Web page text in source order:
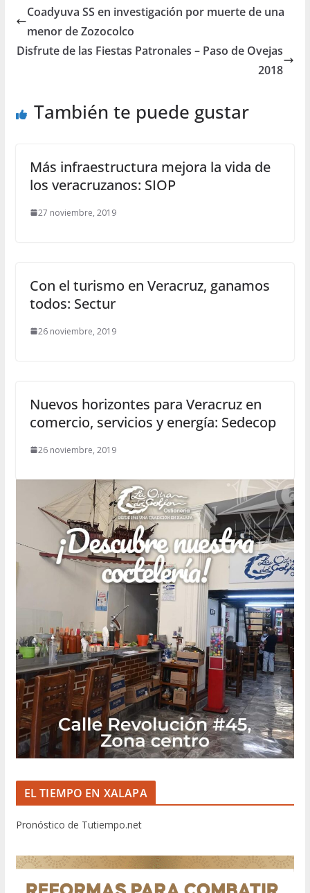
Coadyuva SS en investigación por muerte de una
menor de Zozocolco
Disfrute de las Fiestas Patronales – Paso de Ovejas
2018
También te puede gustar
Más infraestructura mejora la vida de
los veracruzanos: SIOP
27 noviembre, 2019
Con el turismo en Veracruz, ganamos
todos: Sectur
26 noviembre, 2019
Nuevos horizontes para Veracruz en
comercio, servicios y energía: Sedecop
26 noviembre, 2019
EL TIEMPO EN XALAPA
Pronóstico de Tutiempo.net